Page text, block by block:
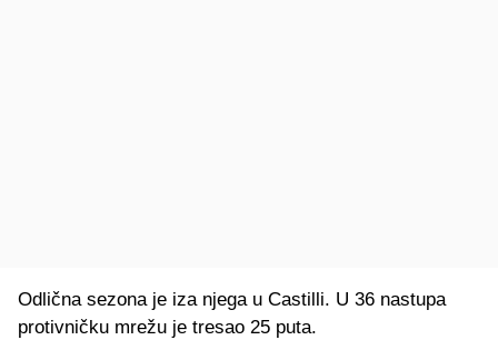
Odlična sezona je iza njega u Castilli. U 36 nastupa
protivničku mrežu je tresao 25 puta.